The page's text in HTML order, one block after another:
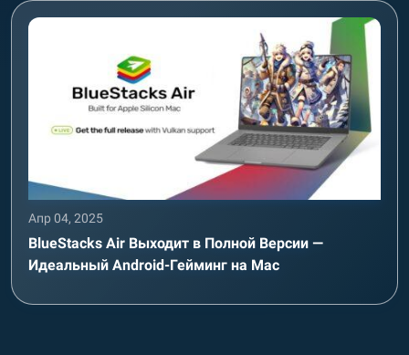
Апр 04, 2025
BlueStacks Air Выходит в Полной Версии —
Идеальный Android-Гейминг на Mac